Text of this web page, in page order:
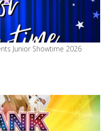
Junior Showtime 2026